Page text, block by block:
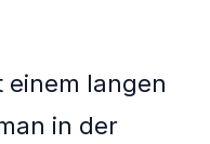
einem langen
in der